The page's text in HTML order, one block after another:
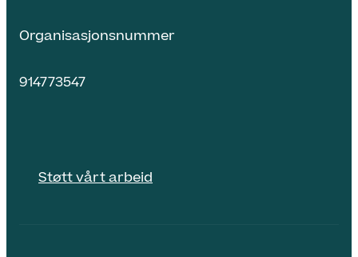
Organisasjonsnummer
914773547
Støtt vårt arbeid